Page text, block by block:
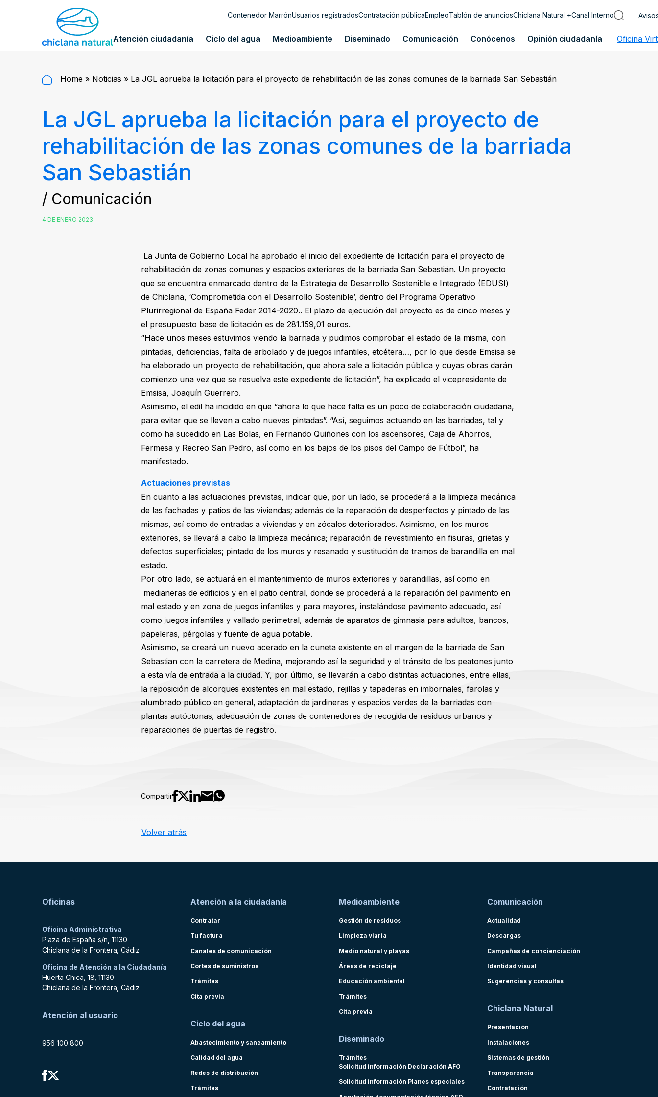
Contenedor MarrónUsuarios registradosContratación públicaEmpleoTablón de anunciosChiclana Natural +Canal Interno
Atención ciudadanía Ciclo del agua Medioambiente Diseminado Comunicación Conócenos Opinión ciudadanía Oficina
Home » Noticias » La JGL aprueba la licitación para el proyecto de rehabilitación de las zonas comunes de la barriada San Sebastián
La JGL aprueba la licitación para el proyecto de
rehabilitación de las zonas comunes de la barriada
San Sebastián
/ Comunicación
4 DE ENERO 2023
La Junta de Gobierno Local ha aprobado el inicio del expediente de licitación para el proyecto de
rehabilitación de zonas comunes y espacios exteriores de la barriada San Sebastián. Un proyecto
que se encuentra enmarcado dentro de la Estrategia de Desarrollo Sostenible e Integrado (EDUSI)
de Chiclana, ‘Comprometida con el Desarrollo Sostenible’, dentro del Programa Operativo
Plurirregional de España Feder 2014-2020.. El plazo de ejecución del proyecto es de cinco meses y
el presupuesto base de licitación es de 281.159,01 euros.
“Hace unos meses estuvimos viendo la barriada y pudimos comprobar el estado de la misma, con
pintadas, deficiencias, falta de arbolado y de juegos infantiles, etcétera…, por lo que desde Emsisa se
ha elaborado un proyecto de rehabilitación, que ahora sale a licitación pública y cuyas obras darán
comienzo una vez que se resuelva este expediente de licitación”, ha explicado el vicepresidente de
Emsisa, Joaquín Guerrero.
Asimismo, el edil ha incidido en que “ahora lo que hace falta es un poco de colaboración ciudadana,
para evitar que se lleven a cabo nuevas pintadas”. “Así, seguimos actuando en las barriadas, tal y
como ha sucedido en Las Bolas, en Fernando Quiñones con los ascensores, Caja de Ahorros,
Fermesa y Recreo San Pedro, así como en los bajos de los pisos del Campo de Fútbol”, ha
manifestado.
Actuaciones previstas
En cuanto a las actuaciones previstas, indicar que, por un lado, se procederá a la limpieza mecánica
de las fachadas y patios de las viviendas; además de la reparación de desperfectos y pintado de las
mismas, así como de entradas a viviendas y en zócalos deteriorados. Asimismo, en los muros
exteriores, se llevará a cabo la limpieza mecánica; reparación de revestimiento en fisuras, grietas y
defectos superficiales; pintado de los muros y resanado y sustitución de tramos de barandilla en mal
estado.
Por otro lado, se actuará en el mantenimiento de muros exteriores y barandillas, así como en
medianeras de edificios y en el patio central, donde se procederá a la reparación del pavimento en
mal estado y en zona de juegos infantiles y para mayores, instalándose pavimento adecuado, así
como juegos infantiles y vallado perimetral, además de aparatos de gimnasia para adultos, bancos,
papeleras, pérgolas y fuente de agua potable.
Asimismo, se creará un nuevo acerado en la cuneta existente en el margen de la barriada de San
Sebastian con la carretera de Medina, mejorando así la seguridad y el tránsito de los peatones junto
a esta vía de entrada a la ciudad. Y, por último, se llevarán a cabo distintas actuaciones, entre ellas,
la reposición de alcorques existentes en mal estado, rejillas y tapaderas en imbornales, farolas y
alumbrado público en general, adaptación de jardineras y espacios verdes de la barriadas con
plantas autóctonas, adecuación de zonas de contenedores de recogida de residuos urbanos y
reparaciones de puertas de registro.
Compartir
Volver atrás
Oficinas
Oficina Administrativa
Plaza de España s/n, 11130
Chiclana de la Frontera, Cádiz
Oficina de Atención a la Ciudadanía
Huerta Chica, 18, 11130
Chiclana de la Frontera, Cádiz
Atención al usuario
956 100 800
Atención a la ciudadanía
Contratar
Tu factura
Canales de comunicación
Cortes de suministros
Trámites
Cita previa
Ciclo del agua
Abastecimiento y saneamiento
Calidad del agua
Redes de distribución
Trámites
Medioambiente
Gestión de residuos
Limpieza viaria
Medio natural y playas
Áreas de reciclaje
Educación ambiental
Trámites
Cita previa
Diseminado
Trámites
Solicitud información Declaración AFO
Solicitud información Planes especiales
Comunicación
Actualidad
Descargas
Campañas de concienciación
Identidad visual
Sugerencias y consultas
Chiclana Natural
Presentación
Instalaciones
Sistemas de gestión
Transparencia
Contratación